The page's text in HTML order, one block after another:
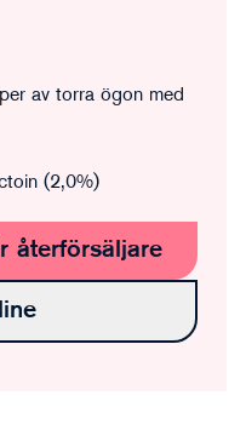
av torra ögon med
(2,0%)
återförsäljare